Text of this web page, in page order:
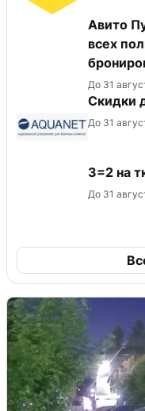
Авито
всех
До 31
Скидки
До 31
3=2 на
До 31